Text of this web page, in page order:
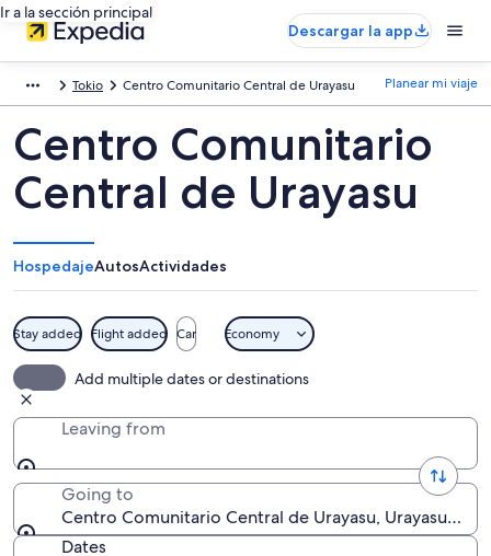
Ir a la sección principal
Descargar la app
Tokio Centro Comunitario Central de Urayasu Planear mi viaje
Centro Comunitario
Central de Urayasu
HospedajeAutosActividades
Stay added Flight added Car Economy
Add multiple dates or destinations
Leaving from
Going to
Centro Comunitario Central de Urayasu, Urayasu,
Dates